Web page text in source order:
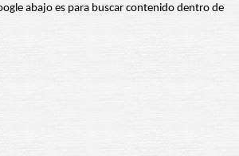
abajo es para buscar contenido dentro de